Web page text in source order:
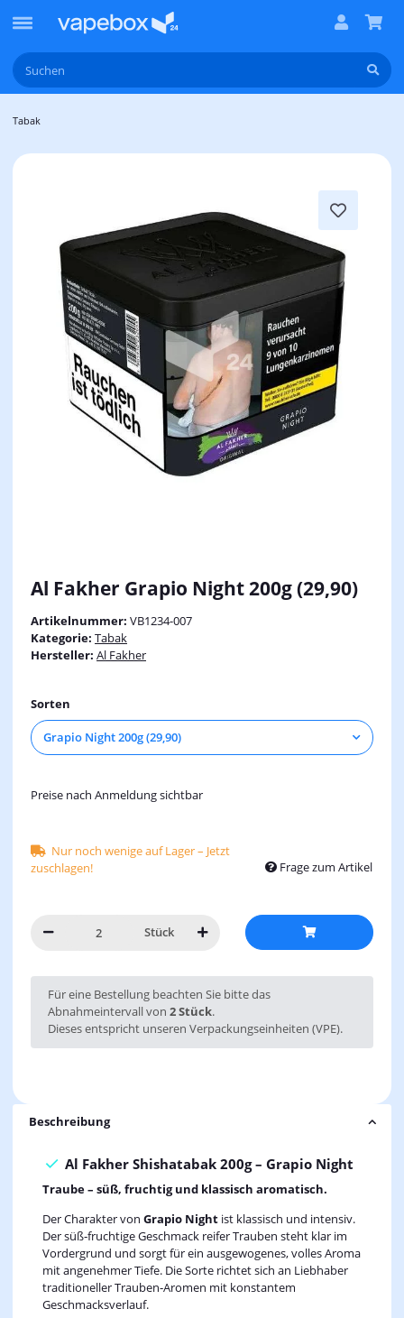
Tabak
Al Fakher Grapio Night 200g (29,90)
Artikelnummer: VB1234-007
Kategorie: Tabak
Hersteller: Al Fakher
Sorten
Grapio Night 200g (29,90)
Preise nach Anmeldung sichtbar
Nur noch wenige auf Lager – Jetzt
zuschlagen!
Frage zum Artikel
Stück
x
Für eine Bestellung beachten Sie bitte das
Abnahmeintervall von 2 Stück.
Dieses entspricht unseren Verpackungseinheiten (VPE).
Beschreibung
Al Fakher Shishatabak 200g – Grapio Night
Traube – süß, fruchtig und klassisch aromatisch.
Der Charakter von Grapio Nightist klassisch und intensiv.
Der süß‑fruchtige Geschmack reifer Trauben steht klar im
Vordergrund und sorgt für ein ausgewogenes, volles Aroma
mit angenehmer Tiefe. Die Sorte richtet sich an Liebhaber
traditioneller Trauben‑Aromen mit konstantem
Geschmacksverlauf.